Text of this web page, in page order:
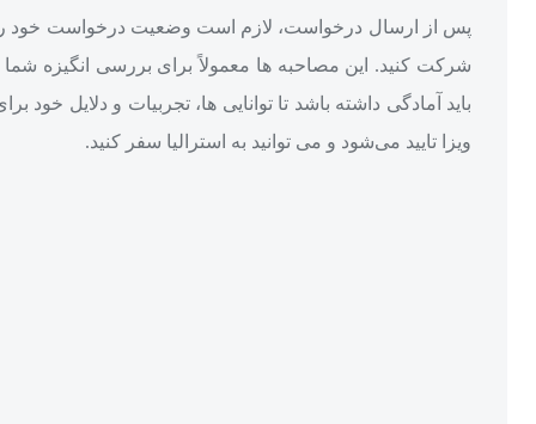
پس از ارسال درخواست، لازم است وضعیت درخواست خود
شرکت کنید. این مصاحبه‌ ها معمولاً برای بررسی انگیزه شما
باید آمادگی داشته باشد تا توانایی‌ ها، تجربیات و
ویزا تایید می‌شود و می‌ توانید به استرالیا سفر کنید.